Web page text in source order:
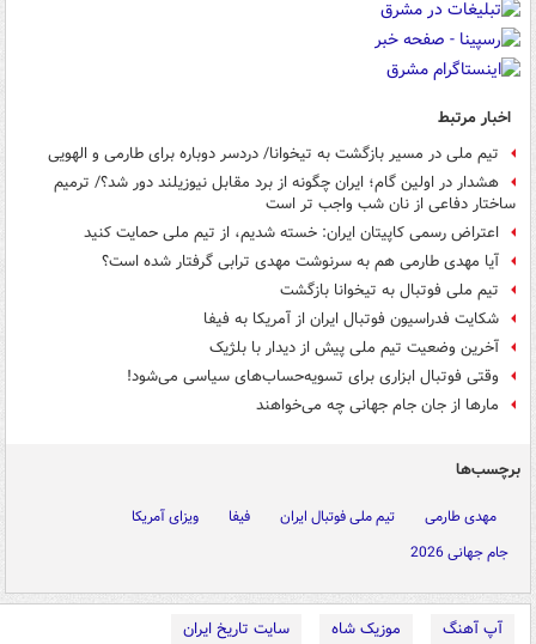
اخبار مرتبط
تیم ملی در مسیر بازگشت به تیخوانا/ دردسر دوباره برای طارمی و الهویی
هشدار در اولین گام؛ ایران چگونه از برد مقابل نیوزیلند دور شد؟/ ترمیم
ساختار دفاعی از نان شب واجب تر است
اعتراض رسمی کاپیتان ایران: خسته شدیم، از تیم ملی حمایت کنید
آیا مهدی طارمی هم به سرنوشت مهدی ترابی گرفتار شده است؟
تیم ملی فوتبال به تیخوانا بازگشت
شکایت فدراسیون فوتبال ایران از آمریکا به فیفا
آخرین وضعیت تیم ملی پیش از دیدار با بلژیک
وقتی فوتبال ابزاری برای تسویه‌حساب‌های سیاسی می‌شود!
مارها از جان جام جهانی چه می‌خواهند
برچسب‌ها
مهدی طارمی تیم ملی فوتبال ایران فیفا
ویزای آمریکا
جام جهانی 2026
آپ آهنگ موزیک شاه سایت تاریخ ایران